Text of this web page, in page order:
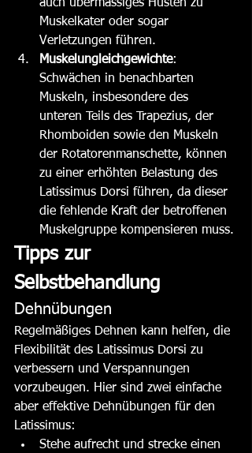
auch übermässiges Husten zu
Muskelkater oder sogar
Verletzungen führen.
Muskelungleichgewichte:
Schwächen in benachbarten
Muskeln, insbesondere des
unteren Teils des Trapezius, der
Rhomboiden sowie den Muskeln
der Rotatorenmanschette, können
zu einer erhöhten Belastung des
Latissimus Dorsi führen, da dieser
die fehlende Kraft der betroffenen
Muskelgruppe kompensieren muss.
Tipps zur
Selbstbehandlung
Dehnübungen
Regelmäßiges Dehnen kann helfen, die
Flexibilität des Latissimus Dorsi zu
verbessern und Verspannungen
vorzubeugen. Hier sind zwei einfache
aber effektive Dehnübungen für den
Latissimus:
Stehe aufrecht und strecke einen